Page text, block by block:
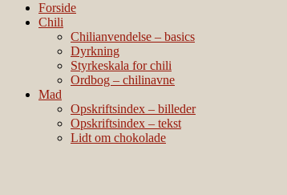
Forside
Chili
Chilianvendelse – basics
Dyrkning
Styrkeskala for chili
Ordbog – chilinavne
Mad
Opskriftsindex – billeder
Opskriftsindex – tekst
Lidt om chokolade